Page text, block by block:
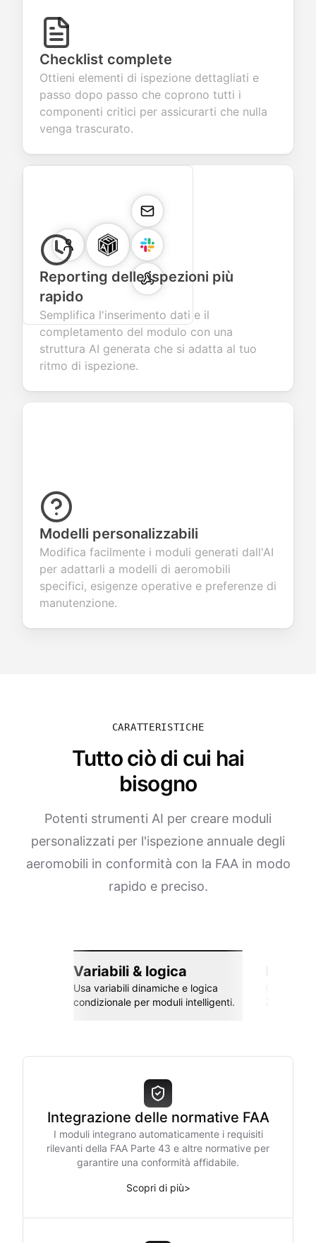
Checklist complete
Ottieni elementi di ispezione dettagliati e
passo dopo passo che coprono tutti i
componenti critici per assicurarti che nulla
venga trascurato.
Reporting delle ispezioni più
rapido
Semplifica l'inserimento dati e il
completamento del modulo con una
struttura AI generata che si adatta al tuo
ritmo di ispezione.
Modelli personalizzabili
Modifica facilmente i moduli generati dall'AI
per adattarli a modelli di aeromobili
specifici, esigenze operative e preferenze di
manutenzione.
CARATTERISTICHE
Tutto ciò di cui hai
bisogno
Potenti strumenti AI per creare moduli
personalizzati per l'ispezione annuale degli
aeromobili in conformità con la FAA in modo
rapido e preciso.
Variabili & logica
Usa variabili dinamiche e logica
condizionale per moduli intelligenti.
Integrazione delle normative FAA
I moduli integrano automaticamente i requisiti
rilevanti della FAA Parte 43 e altre normative per
garantire una conformità affidabile.
Scopri di più>